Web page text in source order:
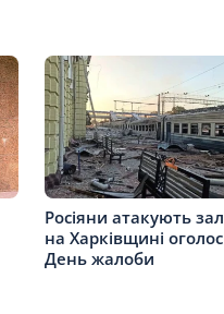
Росіяни атакують
на Харківщині
День жалоби